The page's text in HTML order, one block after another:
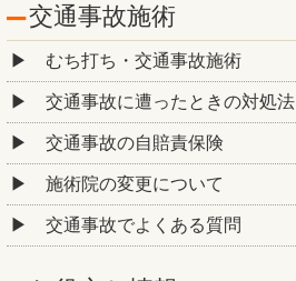
交通事故施術
むち打ち・交通事故施術
交通事故に遭ったときの対処法
交通事故の自賠責保険
施術院の変更について
交通事故でよくある質問